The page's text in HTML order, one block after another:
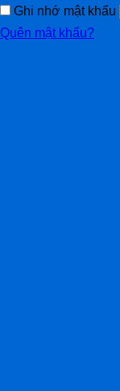
Ghi nhớ mật khẩu
Quên mật khẩu?